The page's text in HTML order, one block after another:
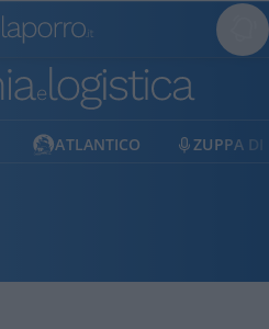
ATLANTICO ZUPPA DI